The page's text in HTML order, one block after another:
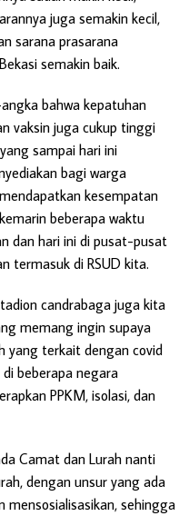
juga semakin kecil,
sarana prasarana
semakin baik.
bahwa kepatuhan
vaksin juga cukup tinggi
sampai hari ini
bagi warga
kesempatan
beberapa waktu
dan hari ini di pusat-pusat
termasuk di RSUD kita.
candrabaga juga kita
memang ingin supaya
yang terkait dengan covid
beberapa negara
PPKM, isolasi, dan
Camat dan Lurah nanti
dengan unsur yang ada
mensosialisasikan, sehingga